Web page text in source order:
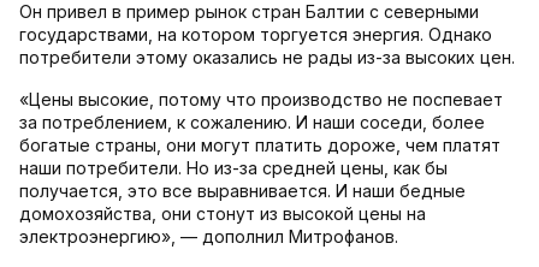
Он привел в пример рынок стран Балтии с северными
государствами, на котором торгуется энергия. Однако
потребители этому оказались не рады из-за высоких цен.
«Цены высокие, потому что производство не поспевает
за потреблением, к сожалению. И наши соседи, более
богатые страны, они могут платить дороже, чем платят
наши потребители. Но из-за средней цены, как бы
получается, это все выравнивается. И наши бедные
домохозяйства, они стонут из высокой цены на
электроэнергию», — дополнил Митрофанов.